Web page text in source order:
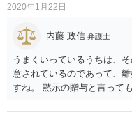
2020年1月22日
内藤 政信 弁護士
うまくいっているうちは、
意されているのであって、
すね。 黙示の贈与と言って